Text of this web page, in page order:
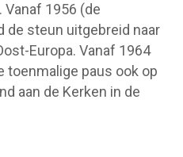
Vanaf 1956 (de
de steun uitgebreid naar
Europa. Vanaf 1964
toenmalige paus ook op
aan de Kerken in de